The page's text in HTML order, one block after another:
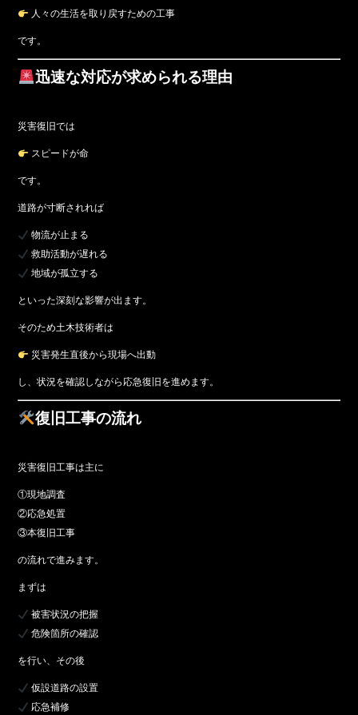
人々の生活を取り戻すための工事
です。
迅速な対応が求められる理由
災害復旧では
スピードが命
です。
道路が寸断されれば
物流が止まる
救助活動が遅れる
地域が孤立する
といった深刻な影響が出ます。
そのため土木技術者は
災害発生直後から現場へ出動
し、状況を確認しながら応急復旧を進めます。
復旧工事の流れ
災害復旧工事は主に
①現地調査
②応急処置
③本復旧工事
の流れで進みます。
まずは
被害状況の把握
危険箇所の確認
を行い、その後
仮設道路の設置
応急補修